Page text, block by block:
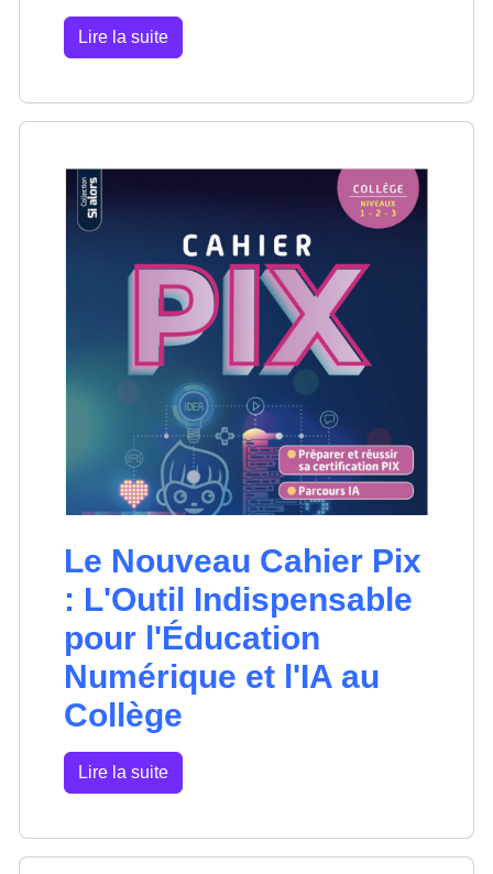
Lire la suite
Le Nouveau Cahier Pix
: L'Outil Indispensable
pour l'Éducation
Numérique et l'IA au
Collège
Lire la suite